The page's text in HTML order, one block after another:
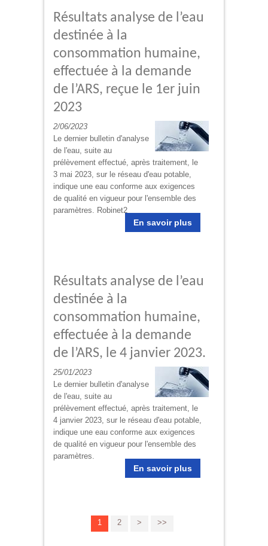
Résultats analyse de l’eau
destinée à la
consommation humaine,
effectuée à la demande
de l’ARS, reçue le 1er juin
2023
2/06/2023
Le dernier bulletin d'analyse
de l'eau, suite au
prélèvement effectué, après traitement, le
3 mai 2023, sur le réseau d'eau potable,
indique une eau conforme aux exigences
de qualité en vigueur pour l'ensemble des
paramètres. Robinet2
En savoir plus
Résultats analyse de l’eau
destinée à la
consommation humaine,
effectuée à la demande
de l’ARS, le 4 janvier 2023.
25/01/2023
Le dernier bulletin d'analyse
de l'eau, suite au
prélèvement effectué, après traitement, le
4 janvier 2023, sur le réseau d'eau potable,
indique une eau conforme aux exigences
de qualité en vigueur pour l'ensemble des
paramètres.
En savoir plus
1 2 > >>